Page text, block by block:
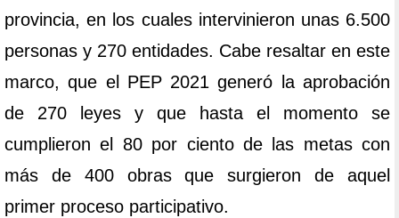
provincia, en los cuales intervinieron unas 6.500
personas y 270 entidades. Cabe resaltar en este
marco, que el PEP 2021 generó la aprobación
de 270 leyes y que hasta el momento se
cumplieron el 80 por ciento de las metas con
más de 400 obras que surgieron de aquel
primer proceso participativo.